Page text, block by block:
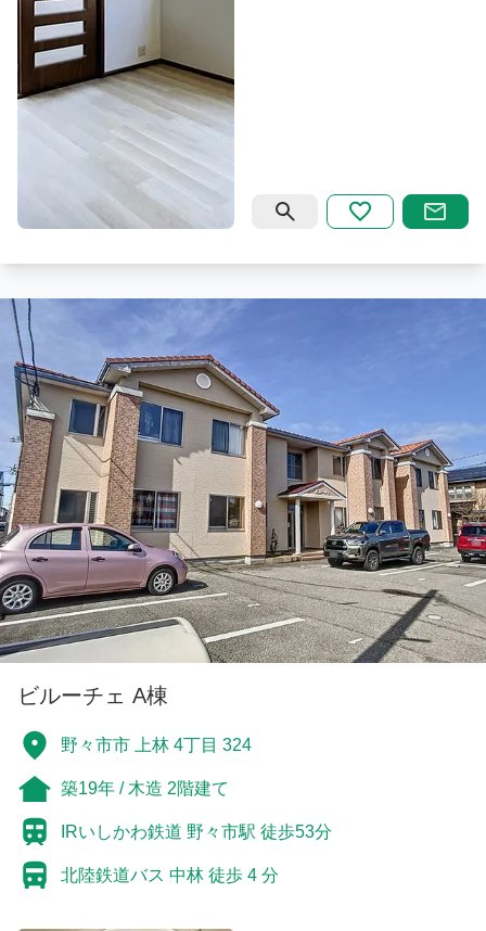
ビルーチェ A棟
野々市市 上林 4丁目 324
築19年 / 木造 2階建て
IRいしかわ鉄道 野々市駅 徒歩53分
北陸鉄道バス 中林 徒歩 4 分